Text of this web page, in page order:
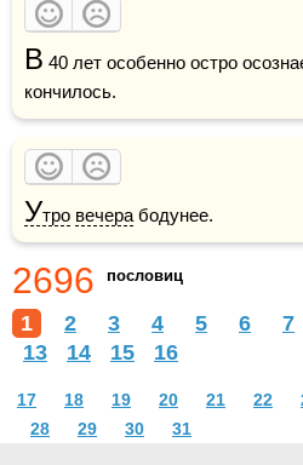
В 40 лет особенно остро
кончилось.
Утро вечера бодунее.
2696 пословиц
1 2 3 4 5 6 7
13
14 15 16
17 18 19 20 21 22
28
29 30 31